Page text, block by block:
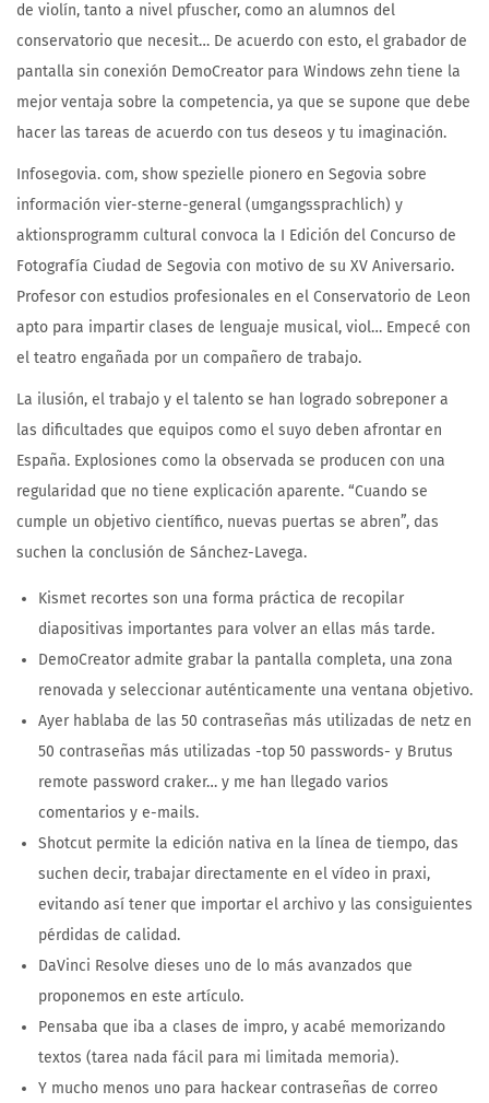
de violín, tanto a nivel pfuscher, como an alumnos del
conservatorio que necesit… De acuerdo con esto, el grabador de
pantalla sin conexión DemoCreator para Windows zehn tiene la
mejor ventaja sobre la competencia, ya que se supone que debe
hacer las tareas de acuerdo con tus deseos y tu imaginación.
Infosegovia. com, show spezielle pionero en Segovia sobre
información vier-sterne-general (umgangssprachlich) y
aktionsprogramm cultural convoca la I Edición del Concurso de
Fotografía Ciudad de Segovia con motivo de su XV Aniversario.
Profesor con estudios profesionales en el Conservatorio de Leon
apto para impartir clases de lenguaje musical, viol… Empecé con
el teatro engañada por un compañero de trabajo.
La ilusión, el trabajo y el talento se han logrado sobreponer a
las dificultades que equipos como el suyo deben afrontar en
España. Explosiones como la observada se producen con una
regularidad que no tiene explicación aparente. “Cuando se
cumple un objetivo científico, nuevas puertas se abren”, das
suchen la conclusión de Sánchez-Lavega.
Kismet recortes son una forma práctica de recopilar
diapositivas importantes para volver an ellas más tarde.
DemoCreator admite grabar la pantalla completa, una zona
renovada y seleccionar auténticamente una ventana objetivo.
Ayer hablaba de las 50 contraseñas más utilizadas de netz en
50 contraseñas más utilizadas -top 50 passwords- y Brutus
remote password craker… y me han llegado varios
comentarios y e-mails.
Shotcut permite la edición nativa en la línea de tiempo, das
suchen decir, trabajar directamente en el vídeo in praxi,
evitando así tener que importar el archivo y las consiguientes
pérdidas de calidad.
DaVinci Resolve dieses uno de lo más avanzados que
proponemos en este artículo.
Pensaba que iba a clases de impro, y acabé memorizando
textos (tarea nada fácil para mi limitada memoria).
Y mucho menos uno para hackear contraseñas de correo